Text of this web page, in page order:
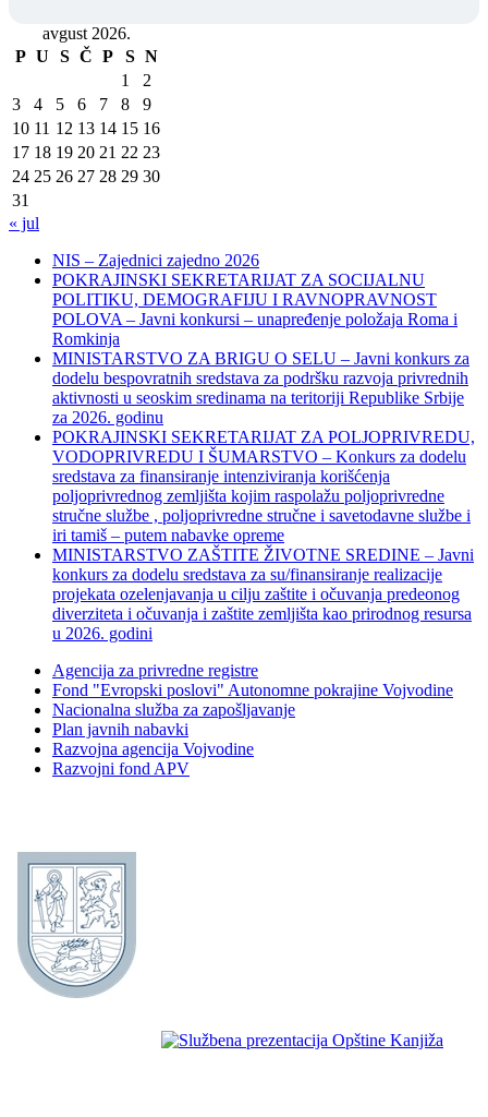
avgust 2026.
P U S Č P S N
1
2
3
4 5 6 7 8
9
10 11 12 13 14 15 16
17 18 19 20 21 22 23
24 25 26 27 28 29 30
31
« jul
NIS – Zajednici zajedno 2026
POKRAJINSKI SEKRETARIJAT ZA SOCIJALNU
POLITIKU, DEMOGRAFIJU I RAVNOPRAVNOST
POLOVA – Javni konkursi – unapređenje položaja Roma i
Romkinja
MINISTARSTVO ZA BRIGU O SELU – Javni konkurs za
dodelu bespovratnih sredstava za podršku razvoja privrednih
aktivnosti u seoskim sredinama na teritoriji Republike Srbije
za 2026. godinu
POKRAJINSKI SEKRETARIJAT ZA POLJOPRIVREDU,
VODOPRIVREDU I ŠUMARSTVO – Konkurs za dodelu
sredstava za finansiranje intenziviranja korišćenja
poljoprivrednog zemljišta kojim raspolažu poljoprivredne
stručne službe , poljoprivredne stručne i savetodavne službe i
iri tamiš ‒ putem nabavke opreme
MINISTARSTVO ZAŠTITE ŽIVOTNE SREDINE – Javni
konkurs za dodelu sredstava za su/finansiranje realizacije
projekata ozelenjavanja u cilju zaštite i očuvanja predeonog
diverziteta i očuvanja i zaštite zemljišta kao prirodnog resursa
u 2026. godini
Agencija za privredne registre
Fond "Evropski poslovi" Autonomne pokrajine Vojvodine
Nacionalna služba za zapošljavanje
Plan javnih nabavki
Razvojna agencija Vojvodine
Razvojni fond APV